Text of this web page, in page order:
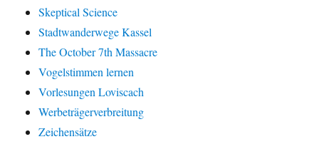
Skeptical Science
Stadtwanderwege Kassel
The October 7th Massacre
Vogelstimmen lernen
Vorlesungen Loviscach
Werbeträgerverbreitung
Zeichensätze